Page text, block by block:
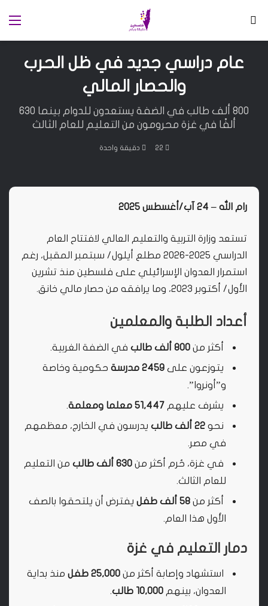
عام دراسي جديد في ظل الحرب
والحصار المالي
800 ألف طالب في الضفة يستعدون للدوام بينما 630
ألفًا في غزة محرومون من التعليم للعام الثالث
22 دقيقة واحدة
رام الله – 24 آب/أغسطس 2025
تستعد وزارة التربية والتعليم العالي لافتتاح العام
الدراسي 2025-2026 مطلع أيلول/ سبتمبر المقبل، رغم
استمرار العدوان الإسرائيلي على فلسطين منذ تشرين
الأول/ أكتوبر 2023، وما يرافقه من حصار مالي خانق.
أعداد الطلبة والمعلمين
أكثر من 800 ألف طالب
في الضفة الغربية.
يتوزعون على 2459 مدرسة
حكومية وخاصة
و”أونروا”.
يشرف عليهم 51,447 معلما ومعلمة
.
نحو 22 ألف طالب
يدرسون في الخارج، معظمهم
في مصر.
في غزة، حُرم أكثر من 630 ألف طالب
من التعليم
للعام الثالث.
أكثر من 58 ألف طفل
يفترض أن يلتحقوا بالصف
الأول هذا العام.
دمار التعليم في غزة
استشهاد وإصابة أكثر من 25,000 طفل
منذ بداية
العدوان، بينهم 10,000 طالب
.